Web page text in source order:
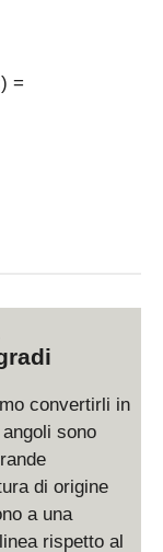
=
convertirli in
sono
di origine
a una
rispetto al